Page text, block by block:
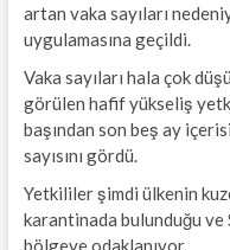
artan vaka sayıları
uygulamasına geçildi.
Vaka sayıları hala çok
görülen hafif yükseliş
başından son beş ay
sayısını gördü.
Yetkililer şimdi ülkenin
karantinada bulunduğu
bölgeye odaklanıyor.